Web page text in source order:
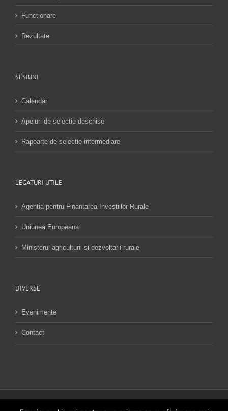
Functionare
Rezultate
SESIUNI
Calendar
Apeluri de selectie deschise
Rapoarte de selectie intermediare
LEGATURI UTILE
Agentia pentru Finantarea Investiilor Rurale
Uniunea Europeana
Ministerul agriculturii si dezvoltarii rurale
DIVERSE
Evenimente
Contact